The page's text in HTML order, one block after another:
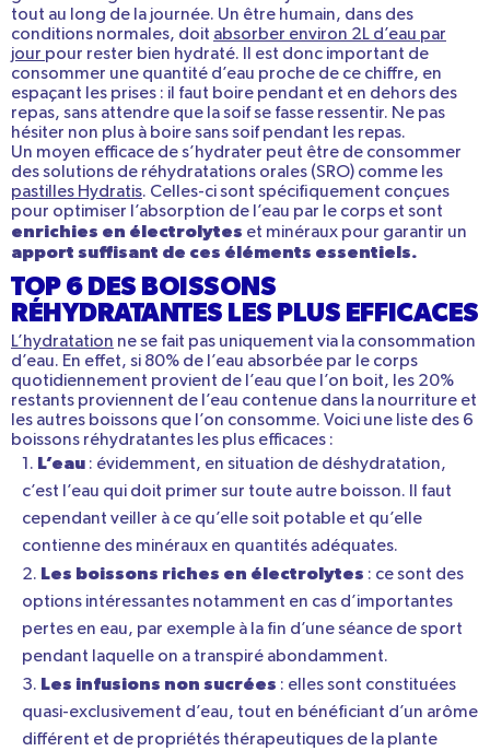
tout au long de la journée. Un être humain, dans des
conditions normales, doit absorber environ 2L d’eau par
jour pour rester bien hydraté. Il est donc important de
consommer une quantité d’eau proche de ce chiffre, en
espaçant les prises : il faut boire pendant et en dehors des
repas, sans attendre que la soif se fasse ressentir. Ne pas
hésiter non plus à boire sans soif pendant les repas.
Un moyen efficace de s’hydrater peut être de consommer
des solutions de réhydratations orales (SRO) comme les
pastilles Hydratis. Celles-ci sont spécifiquement conçues
pour optimiser l’absorption de l’eau par le corps et sont
enrichies en électrolytes et minéraux pour garantir un
apport suffisant de ces éléments essentiels.
TOP 6 DES BOISSONS
RÉHYDRATANTES LES PLUS EFFICACES
L’hydratation ne se fait pas uniquement via la consommation
d’eau. En effet, si 80% de l’eau absorbée par le corps
quotidiennement provient de l’eau que l’on boit, les 20%
restants proviennent de l’eau contenue dans la nourriture et
les autres boissons que l’on consomme. Voici une liste des 6
boissons réhydratantes les plus efficaces :
L’eau : évidemment, en situation de déshydratation,
c’est l’eau qui doit primer sur toute autre boisson. Il faut
cependant veiller à ce qu’elle soit potable et qu’elle
contienne des minéraux en quantités adéquates.
Les boissons riches en électrolytes : ce sont des
options intéressantes notamment en cas d’importantes
pertes en eau, par exemple à la fin d’une séance de sport
pendant laquelle on a transpiré abondamment.
Les infusions non sucrées : elles sont constituées
quasi-exclusivement d’eau, tout en bénéficiant d’un arôme
différent et de propriétés thérapeutiques de la plante